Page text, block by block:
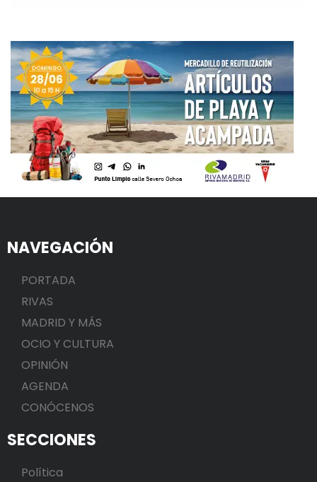
NAVEGACIÓN
PORTADA
RIVAS
MADRID Y MÁS
OCIO Y CULTURA
OPINIÓN
AGENDA
CONÓCENOS
SECCIONES
Política